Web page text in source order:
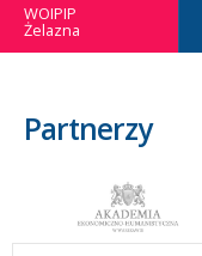
WOIPIP
Żelazna
Partnerzy